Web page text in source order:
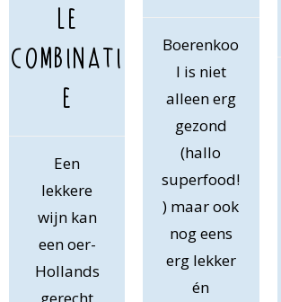
le
combinati
e
Een
lekkere
wijn kan
een oer-
Hollands
gerecht
Boerenkoo
l is niet
alleen erg
gezond
(hallo
superfood!
) maar ook
nog eens
erg lekker
én